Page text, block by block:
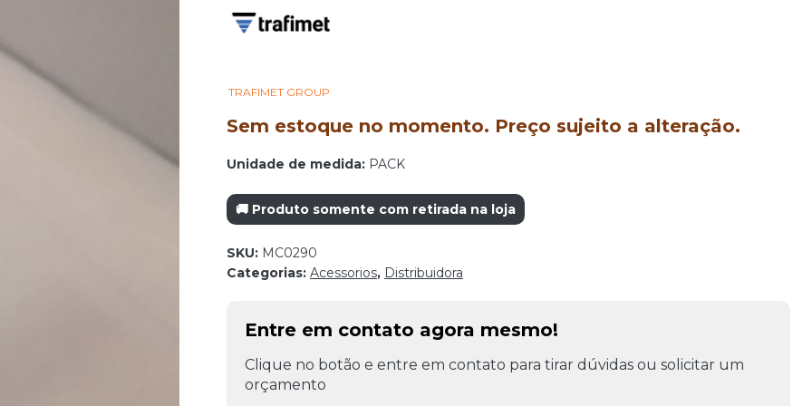
TRAFIMET GROUP
Sem estoque no momento. Preço sujeito a alteração.
Unidade de medida:PACK
🚚 Produto somente com retirada na loja
SKU: MC0290
Categorias: Acessorios, Distribuidora
Entre em contato agora mesmo!
Clique no botão e entre em contato para tirar dúvidas ou solicitar um
orçamento